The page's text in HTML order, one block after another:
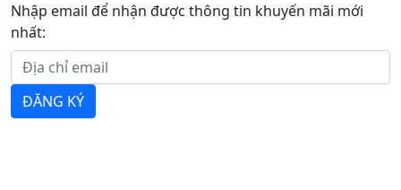
Nhập email để nhận được thông tin khuyến mãi mới
nhất:
ĐĂNG KÝ